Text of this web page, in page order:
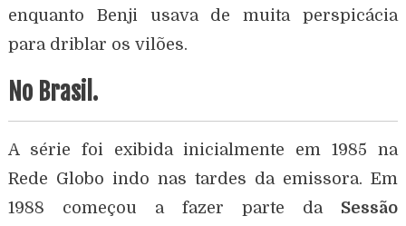
enquanto Benji usava de muita perspicácia
para driblar os vilões.
No Brasil.
A série foi exibida inicialmente em 1985 na
Rede Globo indo nas tardes da emissora. Em
1988 começou a fazer parte da Sessão